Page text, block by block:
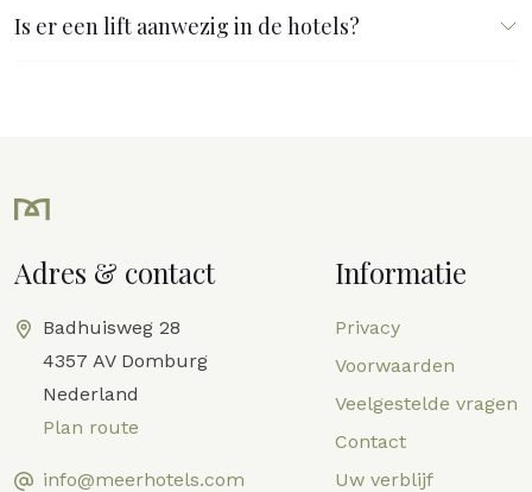
Is er een lift aanwezig in de hotels?
Adres & contact
Badhuisweg 28
4357 AV Domburg
Nederland
Plan route
info@meerhotels.com
Informatie
Privacy
Voorwaarden
Veelgestelde vragen
Contact
Uw verblijf